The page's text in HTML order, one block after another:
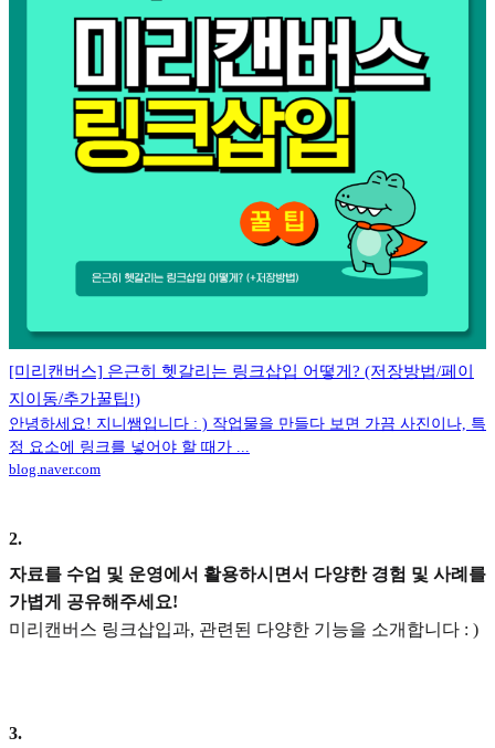
[미리캔버스] 은근히 헷갈리는 링크삽입 어떻게? (저장방법/페이
지이동/추가꿀팁!)
안녕하세요! 지니쌤입니다 : ) 작업물을 만들다 보면 가끔 사진이나, 특
정 요소에 링크를 넣어야 할 때가 ...
blog.naver.com
2.
자료를 수업 및 운영에서 활용하시면서 다양한 경험 및 사례를
가볍게 공유해주세요!
미리캔버스 링크삽입과, 관련된 다양한 기능을 소개합니다 : )
3.